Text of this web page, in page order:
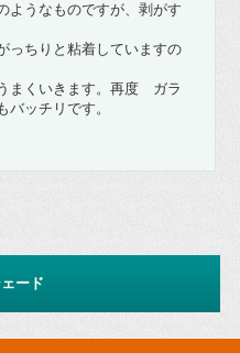
ようなものですが、剥がす
っちりと粘着していますの
まくいきます。再度 ガラ
ッチリです。
ード